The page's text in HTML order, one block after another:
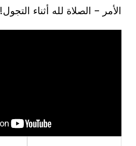
الأمر – الصلاة لله أثناء التجول!